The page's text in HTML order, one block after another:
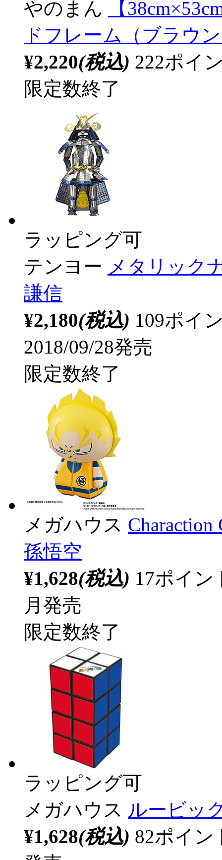
やのまん
【
ドフレーム（ブラウ
¥2,220(税込) 222ポイ
限定数終了
ラッピング可
テンヨー メタリック
謙信
¥2,180(税込) 109ポイ
2018/09/28発売
限定数終了
メガハウス
孫悟空
¥1,628(税込) 17ポイ
月発売
限定数終了
ラッピング可
メガハウス ルービッ
¥1,628(税込) 82ポイ